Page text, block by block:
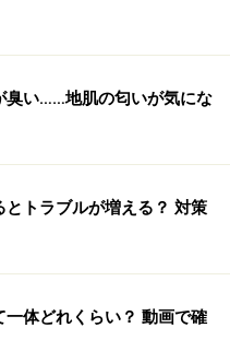
臭い……地肌の匂いが気にな
とトラブルが増える？ 対策
一体どれくらい？ 動画で確